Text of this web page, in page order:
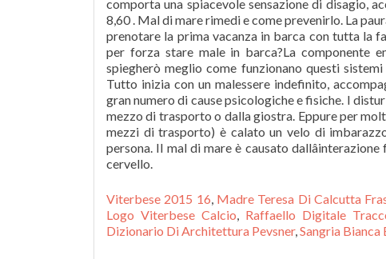
Viterbese 2015 16, Madre Teresa Di Calcutta
Logo Viterbese Calcio, Raffaello Digitale
Dizionario Di Architettura Pevsner,Sangria Bianca